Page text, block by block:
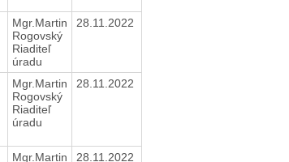
Mgr.Martin
Rogovský
Riaditeľ
úradu
28.11.2022
Mgr.Martin
Rogovský
Riaditeľ
úradu
28.11.2022
Mgr.Martin
28.11.2022